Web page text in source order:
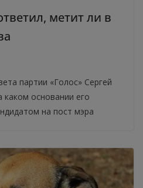
метит ли в
партии «Голос» Сергей
каком основании его
на пост мэра